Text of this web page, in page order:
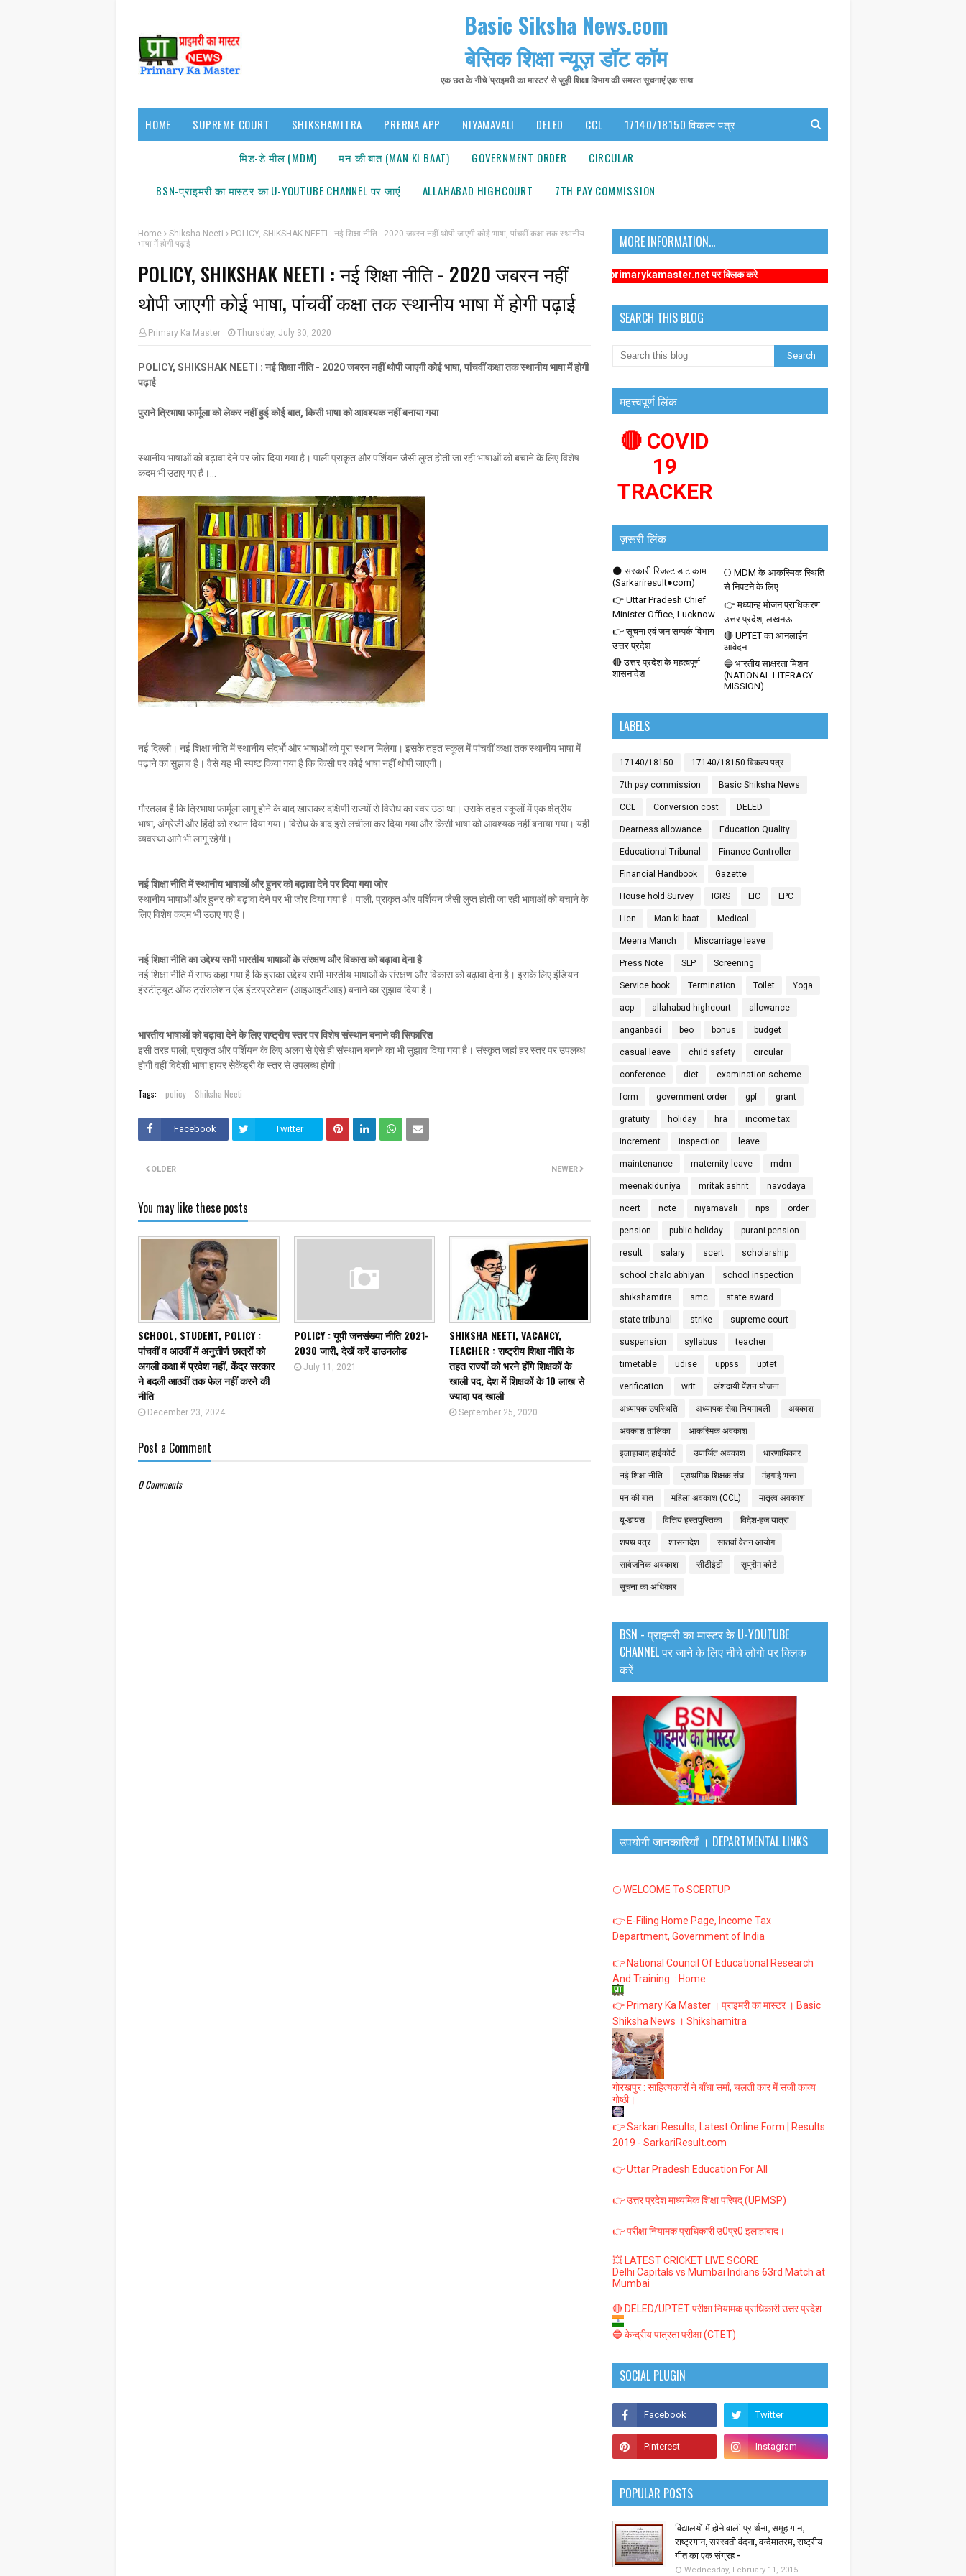
Basic Siksha News.com
बेसिक शिक्षा न्यूज़ डॉट कॉम
एक छत के नीचे 'प्राइमरी का मास्टर' से जुड़ी शिक्षा विभाग की समस्त सूचनाएं एक साथ
HOME SUPREME COURT SHIKSHAMITRA PRERNA APP NIYAMAVALI DELED CCL 17140/18150 विकल्प पत्र
मिड-डे मील (MDM) मन की बात (MAN KI BAAT) GOVERNMENT ORDER CIRCULAR
BSN-प्राइमरी का मास्टर का U-YOUTUBE CHANNEL पर जाएंं ALLAHABAD HIGHCOURT 7TH PAY COMMISSION
Home Shiksha Neeti
POLICY, SHIKSHAK NEETI : नई शिक्षा नीति - 2020 जबरन नहीं थोपी जाएगी कोई भाषा, पांचवीं कक्षा तक स्थानीय
भाषा में होगी पढ़ाई
POLICY, SHIKSHAK NEETI : नई शिक्षा नीति - 2020 जबरन नहीं
थोपी जाएगी कोई भाषा, पांचवीं कक्षा तक स्थानीय भाषा में होगी पढ़ाई
Primary Ka Master Thursday, July 30, 2020
POLICY, SHIKSHAK NEETI : नई शिक्षा नीति - 2020 जबरन नहीं थोपी जाएगी कोई भाषा, पांचवीं कक्षा तक स्थानीय भाषा में होगी
पढ़ाई
पुराने त्रिभाषा फार्मूला को लेकर नहीं हुई कोई बात, किसी भाषा को आवश्यक नहीं बनाया गया
स्थानीय भाषाओं को बढ़ावा देने पर जोर दिया गया है। पाली प्राकृत और पर्शियन जैसी लुप्त होती जा रही भाषाओं को बचाने के लिए विशेष
कदम भी उठाए गए हैं।...
नई दिल्ली। नई शिक्षा नीति में स्थानीय संदर्भो और भाषाओं को पूरा स्थान मिलेगा। इसके तहत स्कूल में पांचवीं कक्षा तक स्थानीय भाषा में
पढ़ाने का सुझाव है। वैसे यह भी स्पष्ट किया गया है कि किसी पर कोई भाषा नहीं थोपी जाएगी।
गौरतलब है कि त्रिभाषा फार्मूला लागू होने के बाद खासकर दक्षिणी राज्यों से विरोध का स्वर उठा था। उसके तहत स्कूलों में एक क्षेत्रीय
भाषा, अंग्रेजी और हिंदी को स्थान दिया गया। विरोध के बाद इसे लचीला कर दिया गया और किसी भाषा को आवश्यक नहीं बनाया गया। यही
व्यवस्था आगे भी लागू रहेगी।
नई शिक्षा नीति में स्थानीय भाषाओं और हुनर को बढ़ावा देने पर दिया गया जोर
स्थानीय भाषाओं और हुनर को बढ़ावा देने पर भी जोर दिया गया है। पाली, प्राकृत और पर्शियन जैसी लुप्त होती जा रही भाषाओं को बचाने के
लिए विशेष कदम भी उठाए गए हैं।
नई शिक्षा नीति का उद्देश्य सभी भारतीय भाषाओं के संरक्षण और विकास को बढ़ावा देना है
नई शिक्षा नीति में साफ कहा गया है कि इसका उद्देश्य सभी भारतीय भाषाओं के संरक्षण और विकास को बढ़ावा देना है। इसके लिए इंडियन
इंस्टीट्यूट ऑफ ट्रांसलेशन एंड इंटरप्रटेशन (आइआइटीआइ) बनाने का सुझाव दिया है।
भारतीय भाषाओं को बढ़ावा देने के लिए राष्ट्रीय स्तर पर विशेष संस्थान बनाने की सिफारिश
इसी तरह पाली, प्राकृत और पर्शियन के लिए अलग से ऐसे ही संस्थान बनाने का भी सुझाव दिया गया है। संस्कृत जहां हर स्तर पर उपलब्ध
होगी वहीं विदेशी भाषा हायर सेकेंड्री के स्तर से उपलब्ध होगी।
Tags: policy Shiksha Neeti
Facebook Twitter
NEWER
OLDER
You may like these posts
SCHOOL, STUDENT, POLICY :
पांचवीं व आठवीं में अनुत्तीर्ण छात्रों को
अगली कक्षा में प्रवेश नहीं, केंद्र सरकार
ने बदली आठवीं तक फेल नहीं करने की
नीति
December 23, 2024
POLICY : यूपी जनसंख्या नीति 2021-
2030 जारी, देखें करें डाउनलोड
July 11, 2021
SHIKSHA NEETI, VACANCY,
TEACHER : राष्ट्रीय शिक्षा नीति के
तहत राज्यों को भरने होंगे शिक्षकों के
खाली पद, देश में शिक्षकों के 10 लाख से
ज्यादा पद खाली
September 25, 2020
Post a Comment
0 Comments
MORE INFORMATION...
सूचना: अधिक संबंधित समाचारों के लिए कृपया https://www.primarykamaster.net पर क्लिक करे
SEARCH THIS BLOG
महत्त्वपूर्ण लिंक
🔴 COVID
19
TRACKER
ज़रूरी लिंक
🌑 सरकारी रिजल्ट डाट काम
(Sarkariresult●com)
🌕 MDM के आकस्मिक स्थिति
से निपटने के लिए
👉 Uttar Pradesh Chief
Minister Office, Lucknow
👉 मध्यान्ह भोजन प्राधिकरण
उत्तर प्रदेश, लखनऊ
👉 सूचना एवं जन सम्पर्क विभाग
उत्तर प्रदेश
🔴 UPTET का आनलाईन
आवेदन
🔴 उत्तर प्रदेश के महत्वपूर्ण
शासनादेश
🔵 भारतीय साक्षरता मिशन
(NATIONAL LITERACY
MISSION)
LABELS
17140/18150 17140/18150 विकल्प पत्र
7th pay commission Basic Shiksha News
CCL Conversion cost DELED
Dearness allowance Education Quality
Educational Tribunal Finance Controller
Financial Handbook Gazette
House hold Survey IGRS LIC LPC
Lien Man ki baat Medical
Meena Manch Miscarriage leave
Press Note SLP Screening
Service book Termination Toilet Yoga
acp allahabad highcourt allowance
anganbadi beo bonus budget
casual leave child safety circular
conference diet examination scheme
form government order gpf grant
gratuity holiday hra income tax
increment inspection leave
maintenance maternity leave mdm
meenakiduniya mritak ashrit navodaya
ncert ncte niyamavali nps order
pension public holiday purani pension
result salary scert scholarship
school chalo abhiyan school inspection
shikshamitra smc state award
state tribunal strike supreme court
suspension syllabus teacher
timetable udise uppss uptet
verification writ अंशदायी पेंशन योजना
अध्यापक उपस्थिति अध्यापक सेवा नियमावली अवकाश
अवकाश तालिका आकस्मिक अवकाश
इलाहाबाद हाईकोर्ट उपार्जित अवकाश धारणाधिकार
नई शिक्षा नीति प्राथमिक शिक्षक संघ मंहगाई भत्ता
मन की बात महिला अवकाश (CCL) मातृत्व अवकाश
यू-डायस वित्तिय हस्तपुस्तिका विदेश-हज यात्रा
शपथ पत्र शासनादेश सातवां वेतन आयोग
सार्वजनिक अवकाश सीटीईटी सुप्रीम कोर्ट
सूचना का अधिकार
BSN - प्राइमरी का मास्टर के U-YOUTUBE
CHANNEL पर जाने के लिए नीचे लोगो पर क्लिक
करें
उपयोगी जानकारियाँ । DEPARTMENTAL LINKS
🌕 WELCOME To SCERTUP
👉 E-Filing Home Page, Income Tax
Department, Government of India
👉 National Council Of Educational Research
And Training :: Home
👉 Primary Ka Master । प्राइमरी का मास्टर । Basic
Shiksha News । Shikshamitra
गोरखपुर : साहित्यकारों ने बाँधा समाँ, चलती कार में सजी काव्य
गोष्ठी।
👉 Sarkari Results, Latest Online Form | Results
2019 - SarkariResult.com
👉 Uttar Pradesh Education For All
👉 उत्तर प्रदेश माध्यमिक शिक्षा परिषद् (UPMSP)
👉 परीक्षा नियामक प्राधिकारी उ0प्र0 इलाहाबाद।
💥 LATEST CRICKET LIVE SCORE
Delhi Capitals vs Mumbai Indians 63rd Match at
Mumbai
🔴 DELED/UPTET परीक्षा नियामक प्राधिकारी उत्तर प्रदेश
🔵 केन्द्रीय पात्रता परीक्षा (CTET)
SOCIAL PLUGIN
POPULAR POSTS
विद्यालयों में होने वाली प्रार्थना, समूह गान,
राष्ट्रगान, सरस्वती वंदना, वन्देमातरम, राष्ट्रीय
गीत का एक संग्रह -
Wednesday, February 11, 2015